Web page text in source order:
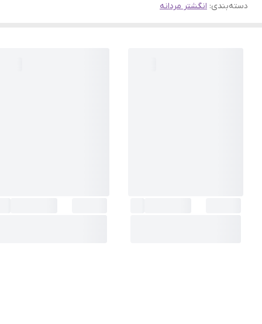
دسته‌بندی: انگشتر مردانه